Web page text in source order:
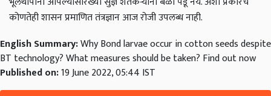
कोणतेही शासन प्रमाणित तंत्रज्ञान आज रोजी उपलब्ध नाही.
English Summary:Why Bond larvae occur in cotton seeds despite
BT technology? What measures should be taken? Find out now
Published on:19 June 2022, 05:44 IST